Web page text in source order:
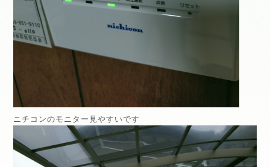
ニチコンのモニター見やすいです